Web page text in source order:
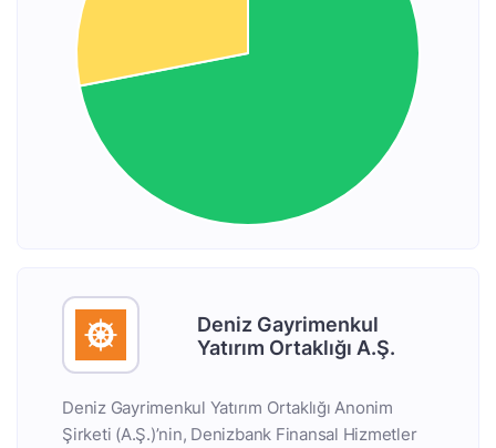
Deniz Gayrimenkul
Yatırım Ortaklığı A.Ş.
Deniz Gayrimenkul Yatırım Ortaklığı Anonim
Şirketi (A.Ş.)’nin, Denizbank Finansal Hizmetler